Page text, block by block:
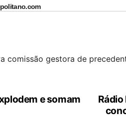
comissão gestora de
e somam